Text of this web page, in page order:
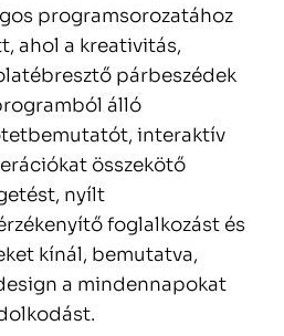
programsorozatához
ahol a kreativitás,
párbeszédek
álló
interaktív
összekötő
nyílt
foglalkozást és
kínál, bemutatva,
a mindennapokat